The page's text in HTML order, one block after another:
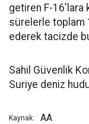
getiren F-16'lara
sürelerle toplam
ederek tacizde
Sahil Güvenlik
Suriye deniz
Kaynak: AA